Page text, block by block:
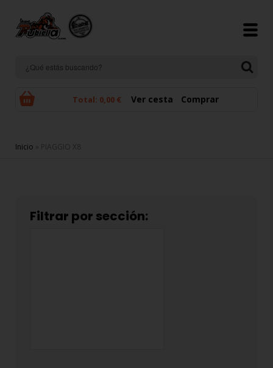
Total: 0,00 € Ver cesta Comprar
Se encuentra usted aquí
Inicio » PIAGGIO X8
Filtrar por sección: